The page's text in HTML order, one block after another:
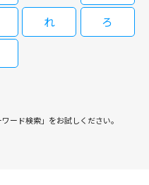
れ
ろ
ード検索」をお試しください。